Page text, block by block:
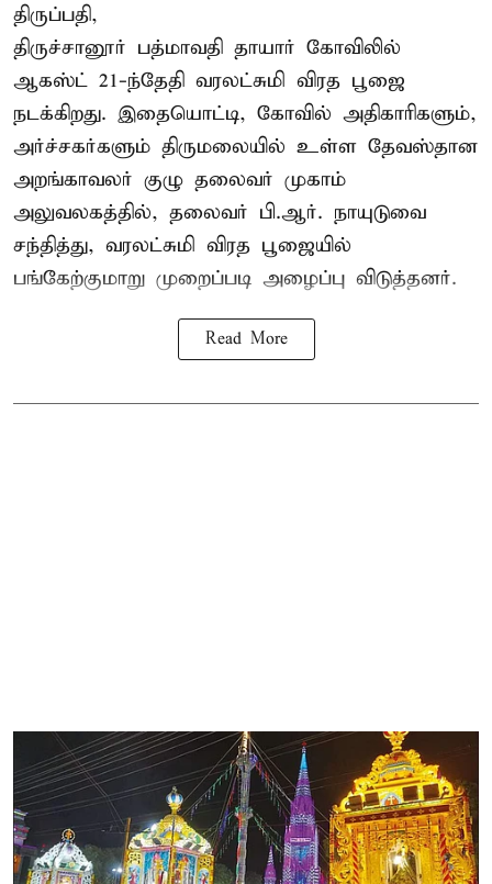
திருப்பதி,
திருச்சானூர் பத்மாவதி தாயார் கோவிலில்
ஆகஸ்ட் 21-ந்தேதி வரலட்சுமி விரத பூஜை
நடக்கிறது. இதையொட்டி, கோவில் அதிகாரிகளும்,
அர்ச்சகர்களும் திருமலையில் உள்ள தேவஸ்தான
அறங்காவலர் குழு தலைவர் முகாம்
அலுவலகத்தில், தலைவர் பி.ஆர். நாயுடுவை
சந்தித்து, வரலட்சுமி விரத பூஜையில்
பங்கேற்குமாறு முறைப்படி அழைப்பு விடுத்தனர்.
Read More